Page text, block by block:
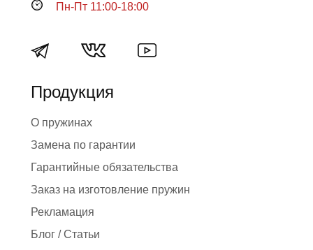
Пн-Пт 11:00-18:00
Продукция
О пружинах
Замена по гарантии
Гарантийные обязательства
Заказ на изготовление пружин
Рекламация
Блог / Статьи